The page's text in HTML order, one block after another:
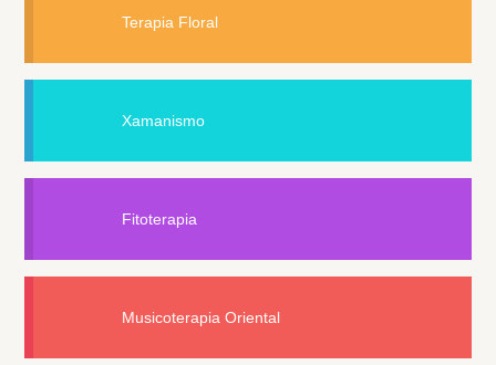
Terapia Floral
Xamanismo
Fitoterapia
Musicoterapia Oriental